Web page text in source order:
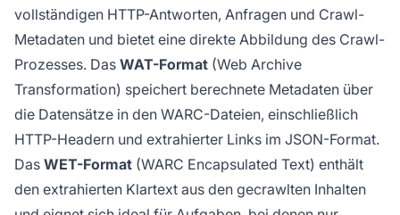
vollständigen HTTP-Antworten, Anfragen und Crawl-
Metadaten und bietet eine direkte Abbildung des Crawl-
Prozesses. Das WAT-Format (Web Archive
Transformation) speichert berechnete Metadaten über
die Datensätze in den WARC-Dateien, einschließlich
HTTP-Headern und extrahierter Links im JSON-Format.
Das WET-Format (WARC Encapsulated Text) enthält
den extrahierten Klartext aus den gecrawlten Inhalten